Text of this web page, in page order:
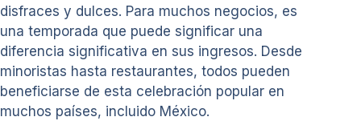
disfraces y dulces. Para muchos negocios, es
una temporada que puede significar una
diferencia significativa en sus ingresos. Desde
minoristas hasta restaurantes, todos pueden
beneficiarse de esta celebración popular en
muchos países, incluido México.